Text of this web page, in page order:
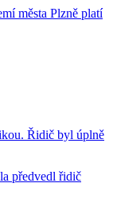
města Plzně platí
Řidič byl úplně
předvedl řidič